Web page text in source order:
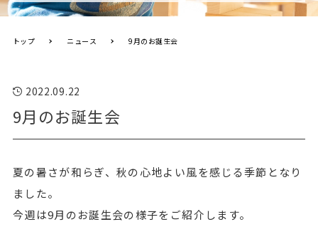
トップ ニュース 9月のお誕生会
2022.09.22
9月のお誕生会
夏の暑さが和らぎ、秋の心地よい風を感じる季節となり
ました。
今週は9月のお誕生会の様子をご紹介します。